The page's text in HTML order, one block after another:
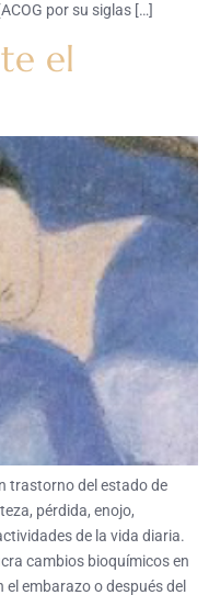
por su siglas […]
el
trastorno del estado de
pérdida, enojo,
de la vida diaria.
cambios bioquímicos en
embarazo o después del